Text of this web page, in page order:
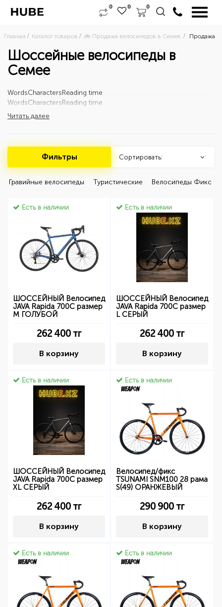
0 0 0
Главная Каталог товаров 🚲 Продажа велосипедов в Семее Продажа
Шоссейные велосипеды в
Семее
WordsCharactersReading time
WordsCharactersReading time
Читать далее
Фильтры Сортировать:
Гравийные велосипеды Туристические Велосипеды Фикс
Есть в наличии
ШОССЕЙНЫЙ Велосипед
JAVA Rapida 700C размер
М ГОЛУБОЙ
262 400 тг
В корзину
Есть в наличии
ШОССЕЙНЫЙ Велосипед
JAVA Rapida 700C размер
L СЕРЫЙ
262 400 тг
В корзину
Есть в наличии
ШОССЕЙНЫЙ Велосипед
JAVA Rapida 700C размер
XL СЕРЫЙ
262 400 тг
В корзину
Есть в наличии
Велосипед/фикс
TSUNAMI SNM100 28 рама
S(49) ОРАНЖЕВЫЙ
290 900 тг
В корзину
Есть в наличии Есть в наличии